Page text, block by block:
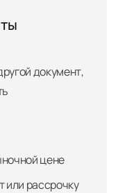
документ,
цене
или рассрочку